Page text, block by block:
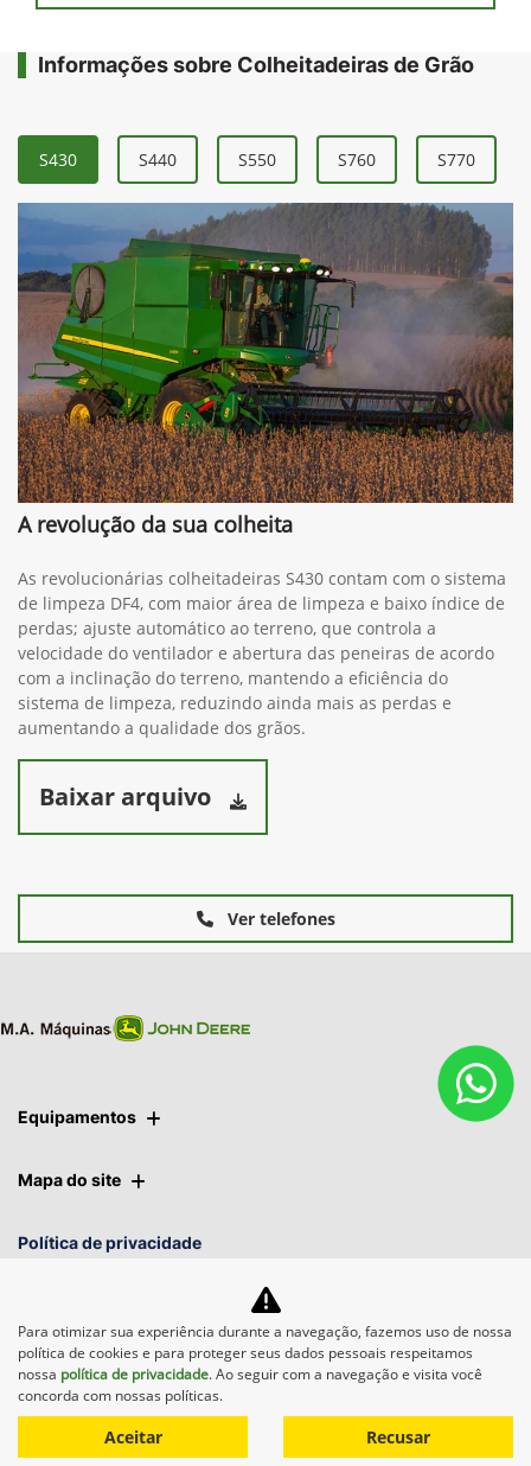
Informações sobre Colheitadeiras de Grão
S430 S440 S550 S760 S770
A revolução da sua colheita
As revolucionárias colheitadeiras S430 contam com o sistema
de limpeza DF4, com maior área de limpeza e baixo índice de
perdas; ajuste automático ao terreno, que controla a
velocidade do ventilador e abertura das peneiras de acordo
com a inclinação do terreno, mantendo a eficiência do
sistema de limpeza, reduzindo ainda mais as perdas e
aumentando a qualidade dos grãos.
Baixar arquivo
Ver telefones
Equipamentos
Mapa do site
Política de privacidade
M.A. Máquinas
CNPJ: 01.092.817/0010-90
Para otimizar sua experiência durante a navegação, fazemos uso de nossa
política de cookies e para proteger seus dados pessoais respeitamos
nossa política de privacidade. Ao seguir com a navegação e visita você
concorda com nossas políticas.
Aceitar Recusar